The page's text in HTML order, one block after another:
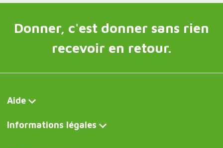
Donner, c'est donner sans rien
recevoir en retour.
Aide
Informations légales